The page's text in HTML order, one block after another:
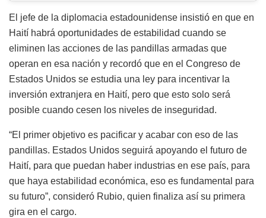
El jefe de la diplomacia estadounidense insistió en que en
Haití habrá oportunidades de estabilidad cuando se
eliminen las acciones de las pandillas armadas que
operan en esa nación y recordó que en el Congreso de
Estados Unidos se estudia una ley para incentivar la
inversión extranjera en Haití, pero que esto solo será
posible cuando cesen los niveles de inseguridad.
“El primer objetivo es pacificar y acabar con eso de las
pandillas. Estados Unidos seguirá apoyando el futuro de
Haití, para que puedan haber industrias en ese país, para
que haya estabilidad económica, eso es fundamental para
su futuro”, consideró Rubio, quien finaliza así su primera
gira en el cargo.